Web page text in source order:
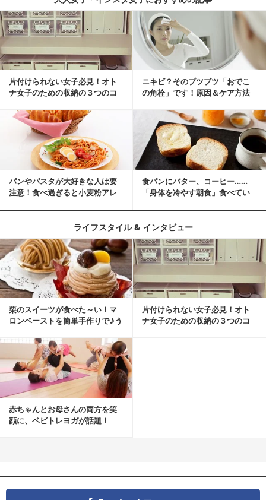
片付けられない女子必見！オト
ナ女子のための収納の３つのコ
ニキビ？そのブツブツ「おでこ
の角栓」です！原因＆ケア方法
パンやパスタが大好きな人は要
注意！食べ過ぎると小麦粉アレ
食パンにバター、コーヒー……
「身体を冷やす朝食」食べてい
ライフスタイル & インタビュー
栗のスイーツが食べた～い！マ
ロンペーストを簡単手作りで♪う
片付けられない女子必見！オト
ナ女子のための収納の３つのコ
赤ちゃんとお母さんの両方を笑
顔に、ベビトレヨガが話題！